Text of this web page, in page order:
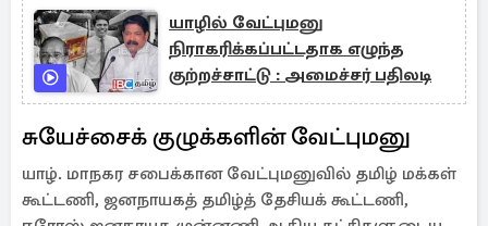
யாழில் வேட்புமனு
நிராகரிக்கப்பட்டதாக எழுந்த
குற்றச்சாட்டு : அமைச்சர் பதிலடி
சுயேச்சைக் குழுக்களின் வேட்புமனு
யாழ். மாநகர சபைக்கான வேட்புமனுவில் தமிழ் மக்கள்
கூட்டணி, ஜனநாயகத் தமிழ்த் தேசியக் கூட்டணி,